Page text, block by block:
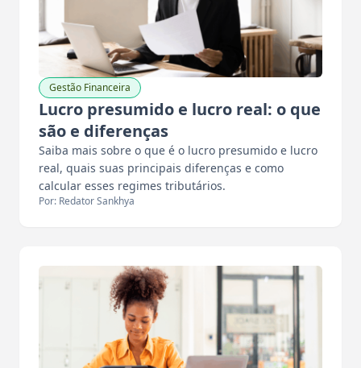
Gestão Financeira
Lucro presumido e lucro real: o que
são e diferenças
Saiba mais sobre o que é o lucro presumido e lucro
real, quais suas principais diferenças e como
calcular esses regimes tributários.
Por: Redator Sankhya